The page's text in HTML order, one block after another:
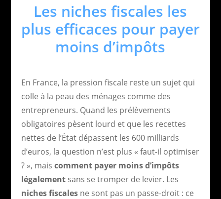
Les niches fiscales les
plus efficaces pour payer
moins d’impôts
En France, la pression fiscale reste un sujet qui
colle à la peau des ménages comme des
entrepreneurs. Quand les prélèvements
obligatoires pèsent lourd et que les recettes
nettes de l’État dépassent les 600 milliards
d’euros, la question n’est plus « faut-il optimiser
? », mais comment payer moins d’impôts
légalementsans se tromper de levier. Les
niches fiscalesne sont pas un passe-droit : ce